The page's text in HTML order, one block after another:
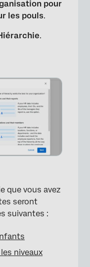
pour
les pouls.
.
que vous avez
seront
suivantes :
niveaux